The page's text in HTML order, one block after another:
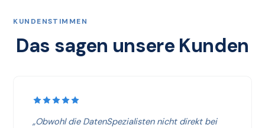
KUNDENSTIMMEN
Das sagen unsere Kunden
„Obwohl die DatenSpezialisten nicht direkt bei